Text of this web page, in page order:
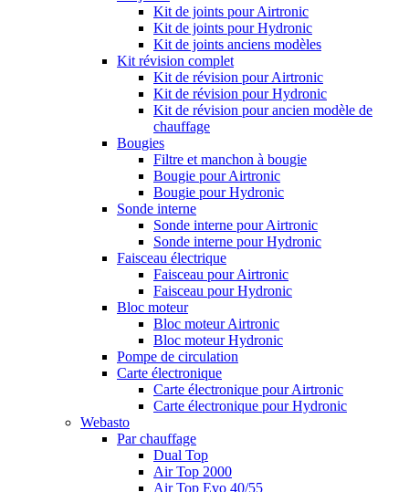
Kit de joints pour Airtronic
Kit de joints pour Hydronic
Kit de joints anciens modèles
Kit révision complet
Kit de révision pour Airtronic
Kit de révision pour Hydronic
Kit de révision pour ancien modèle de
chauffage
Bougies
Filtre et manchon à bougie
Bougie pour Airtronic
Bougie pour Hydronic
Sonde interne
Sonde interne pour Airtronic
Sonde interne pour Hydronic
Faisceau électrique
Faisceau pour Airtronic
Faisceau pour Hydronic
Bloc moteur
Bloc moteur Airtronic
Bloc moteur Hydronic
Pompe de circulation
Carte électronique
Carte électronique pour Airtronic
Carte électronique pour Hydronic
Webasto
Par chauffage
Dual Top
Air Top 2000
Air Top Evo 40/55